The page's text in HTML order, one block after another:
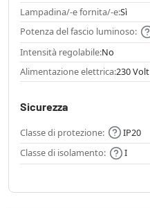
Lampadina/-e fornita/-e:Sì
Potenza del fascio luminoso:
Intensità regolabile:No
Alimentazione elettrica:230 Volt
Sicurezza
Classe di protezione:
IP20
Classe di isolamento:
I